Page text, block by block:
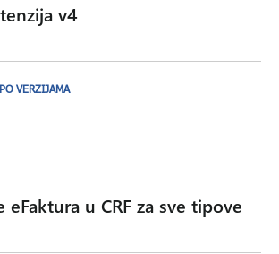
v4
VERZIJAMA
eFaktura u CRF za sve tipove